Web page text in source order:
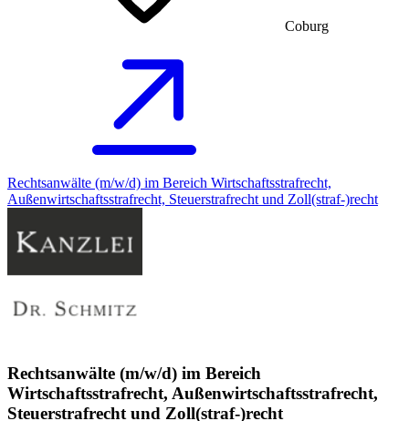
Coburg
Rechtsanwälte (m/w/d) im Bereich Wirtschaftsstrafrecht,
Außenwirtschaftsstrafrecht, Steuerstrafrecht und Zoll(straf-)recht
Rechtsanwälte (m/w/d) im Bereich
Wirtschaftsstrafrecht, Außenwirtschaftsstrafrecht,
Steuerstrafrecht und Zoll(straf-)recht